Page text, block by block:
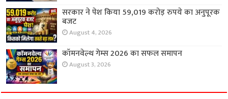
सरकार ने पेश किया 59,019 करोड़ रुपये का अनुपूरक
बजट
August 4, 2026
कॉमनवेल्थ गेम्स 2026 का सफल समापन
August 3, 2026